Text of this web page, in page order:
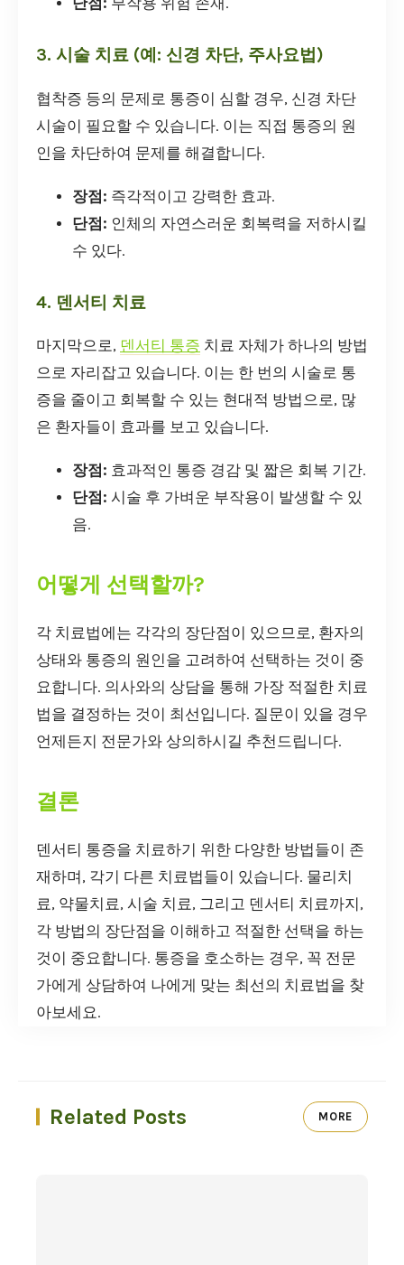
3. 시술 치료 (예: 신경 차단, 주사요법)
협착증 등의 문제로 통증이 심할 경우, 신경 차단
시술이 필요할 수 있습니다. 이는 직접 통증의 원
인을 차단하여 문제를 해결합니다.
장점: 즉각적이고 강력한 효과.
단점: 인체의 자연스러운 회복력을 저하시킬
수 있다.
4. 덴서티 치료
마지막으로, 덴서티 통증 치료 자체가 하나의 방법
으로 자리잡고 있습니다. 이는 한 번의 시술로 통
증을 줄이고 회복할 수 있는 현대적 방법으로, 많
은 환자들이 효과를 보고 있습니다.
장점: 효과적인 통증 경감 및 짧은 회복 기간.
단점: 시술 후 가벼운 부작용이 발생할 수 있
음.
어떻게 선택할까?
각 치료법에는 각각의 장단점이 있으므로, 환자의
상태와 통증의 원인을 고려하여 선택하는 것이 중
요합니다. 의사와의 상담을 통해 가장 적절한 치료
법을 결정하는 것이 최선입니다. 질문이 있을 경우
언제든지 전문가와 상의하시길 추천드립니다.
결론
덴서티 통증을 치료하기 위한 다양한 방법들이 존
재하며, 각기 다른 치료법들이 있습니다. 물리치
료, 약물치료, 시술 치료, 그리고 덴서티 치료까지,
각 방법의 장단점을 이해하고 적절한 선택을 하는
것이 중요합니다. 통증을 호소하는 경우, 꼭 전문
가에게 상담하여 나에게 맞는 최선의 치료법을 찾
아보세요.
Related Posts MORE